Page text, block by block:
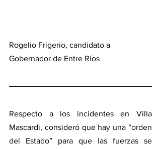
Rogelio Frigerio, candidato a
Gobernador de Entre Ríos
Respecto a los incidentes en Villa
Mascardi, consideró que hay una “orden
del Estado” para que las fuerzas se